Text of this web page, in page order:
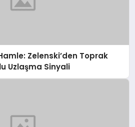
Zelenski’den Toprak
Uzlaşma Sinyali